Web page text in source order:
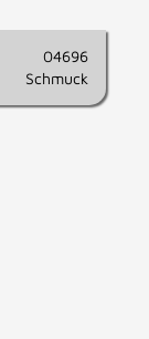
04696
Schmuck